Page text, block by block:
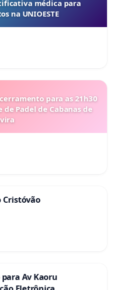
médica para
na UNIOESTE
para as 21h30
Padel de Cabanas de
Cristóvão
Av Kaoru